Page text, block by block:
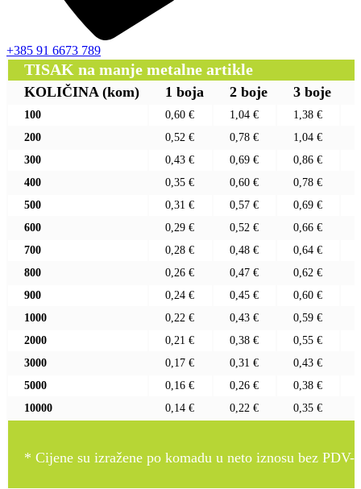
+385 91 6673 789
TISAK na manje metalne artikle
KOLIČINA (kom) 1 boja 2 boje 3 boje
100 0,60 € 1,04 € 1,38 €
200
0,52 € 0,78 € 1,04 €
300
0,43 € 0,69 € 0,86 €
400
0,35 € 0,60 € 0,78 €
500
0,31 € 0,57 € 0,69 €
600
0,29 € 0,52 € 0,66 €
700
0,28 € 0,48 € 0,64 €
800
0,26 € 0,47 € 0,62 €
900
0,24 € 0,45 € 0,60 €
1000
0,22 € 0,43 € 0,59 €
2000
0,21 € 0,38 € 0,55 €
3000
0,17 € 0,31 € 0,43 €
5000
0,16 € 0,26 € 0,38 €
10000
0,14 € 0,22 € 0,35 €
* Cijene su izražene po komadu u neto iznosu bez PDV-